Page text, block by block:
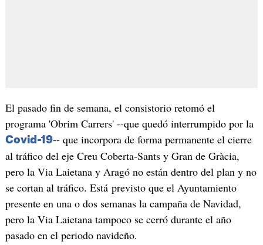
El pasado fin de semana, el consistorio retomó el
programa 'Obrim Carrers' --que quedó interrumpido por la
Covid-19-- que incorpora de forma permanente el cierre
al tráfico del eje Creu Coberta-Sants y Gran de Gràcia,
pero la Via Laietana y Aragó no están dentro del plan y no
se cortan al tráfico. Está previsto que el Ayuntamiento
presente en una o dos semanas la campaña de Navidad,
pero la Via Laietana tampoco se cerró durante el año
pasado en el periodo navideño.